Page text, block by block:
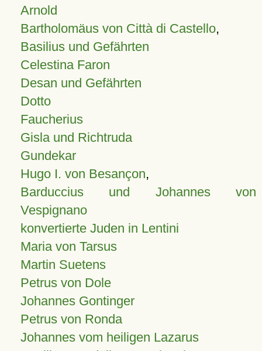
Arnold
Bartholomäus von Città di Castello,
Basilius und Gefährten
Celestina Faron
Desan und Gefährten
Dotto
Faucherius
Gisla und Richtruda
Gundekar
Hugo I. von Besançon,
Barduccius und Johannes von
Vespignano
konvertierte Juden in Lentini
Maria von Tarsus
Martin Suetens
Petrus von Dole
Johannes Gontinger
Petrus von Ronda
Johannes vom heiligen Lazarus